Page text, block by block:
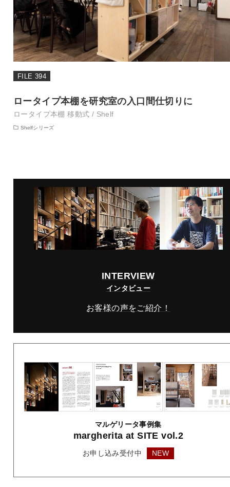
FILE 394
ロータイプ本棚を研究室の入口間仕切りに
ロータイプ本棚 移動式 / Shelf
Shelfシリーズ
INTERVIEW
インタビュー
お客様の声をご紹介！
マルゲリータ事例集
margherita at SITE vol.2
お申し込み受付中 NEW